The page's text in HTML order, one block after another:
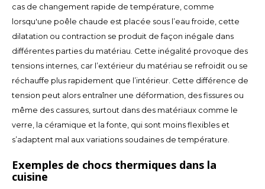
INR
JPY
THB
CZK
DKK
HUF
cas de changement rapide de température, comme
lorsqu'une poêle chaude est placée sous l’eau froide, cette
dilatation ou contraction se produit de façon inégale dans
différentes parties du matériau. Cette inégalité provoque des
tensions internes, car l’extérieur du matériau se refroidit ou se
réchauffe plus rapidement que l’intérieur. Cette différence de
tension peut alors entraîner une déformation, des fissures ou
même des cassures, surtout dans des matériaux comme le
verre, la céramique et la fonte, qui sont moins flexibles et
s’adaptent mal aux variations soudaines de température.
Exemples de chocs thermiques dans la
cuisine